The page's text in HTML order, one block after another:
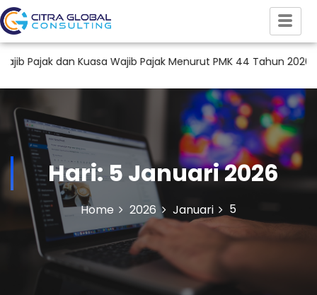
Kuasa Wajib Pajak Menurut PMK 44 Tahun 2026 Audit
Hari: 5 Januari 2026
Home 2026 Januari 5